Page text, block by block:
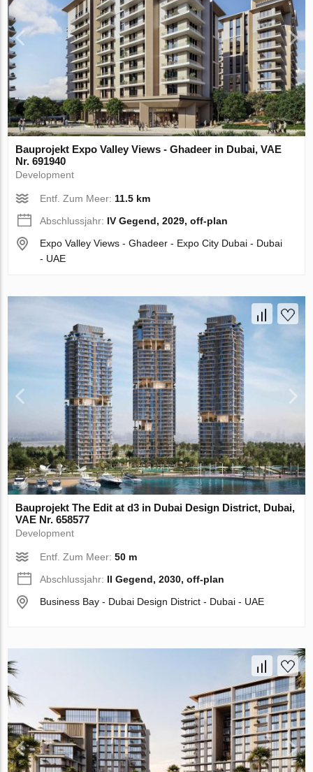
Bauprojekt Expo Valley Views - Ghadeer in Dubai, VAE
Nr. 691940
Development
Entf. Zum Meer:11.5 km
Abschlussjahr: IV Gegend, 2029, off-plan
Expo Valley Views - Ghadeer - Expo City Dubai - Dubai
- UAE
Bauprojekt The Edit at d3 in Dubai Design District, Dubai,
VAE Nr. 658577
Development
Entf. Zum Meer:50 m
Abschlussjahr: II Gegend, 2030, off-plan
Business Bay - Dubai Design District - Dubai - UAE